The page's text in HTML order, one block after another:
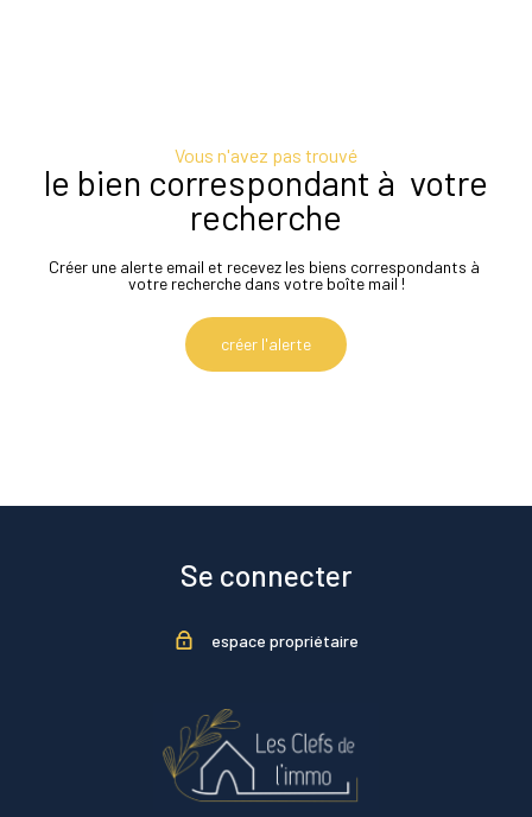
Vous n'avez pas trouvé
le bien correspondant à votre
recherche
Créer une alerte email et recevez les biens correspondants à
votre recherche dans votre boîte mail !
créer l'alerte
Se connecter
espace propriétaire